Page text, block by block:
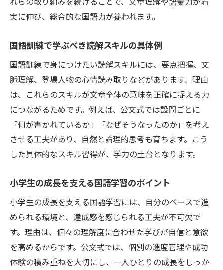
実に伸び、総合的な国語力が養われます。
国語訓練で学ぶべき読解スキルの具体例
国語訓練で身につけたい読解スキルには、要点把握、文
脈理解、登場人物の心情読み取りなどがあります。理由
は、これらのスキルが文章全体の意味を正確に捉える力
につながるためです。例えば、公文式では設問ごとに
「何が書かれているか」「なぜそうなったのか」を考え
させる工夫があり、自然と論理的思考も育ちます。こう
した具体的なスキル習得が、学力の土台となります。
小学生の成長を支える国語学習のポイント
小学生の成長を支える国語学習には、自分のペースで進
められる環境と、達成感を感じられる工夫が不可欠で
す。理由は、個々の理解度に合わせた学びが自信と意欲
を高めるからです。公文式では、個別の進度管理や成功
体験の積み重ねを大切にし、一人ひとりの成長をしっか